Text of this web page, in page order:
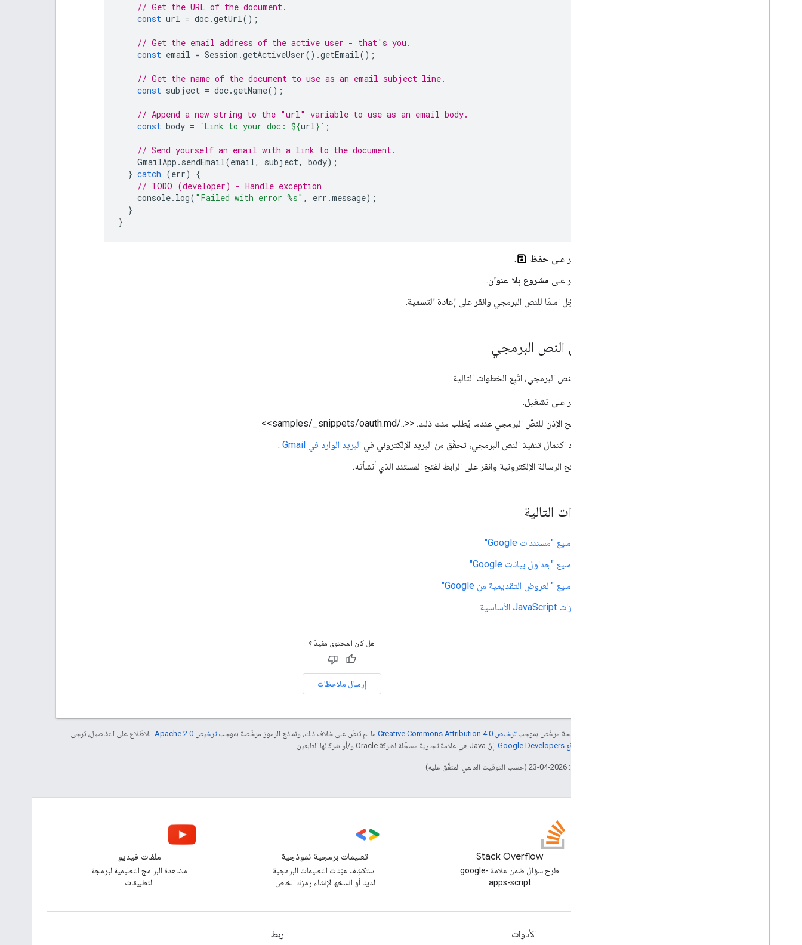
// Get the URL of the document.
const url = doc.getUrl();
// Get the email address of the active user - that's you.
const email = Session .getActiveUser().getEmail();
// Get the name of the document to use as an email subject line.
const subject = doc.getName();
// Append a new string to the "url" variable to use as an email body.
const body = `Link to your doc: ${url} ` ;
// Send yourself an email with a link to the document.
GmailApp . sendEmail(email, subject, body);
} catch (err)
{
// TODO (developer) - Handle exception
console. log( "Failed with error %s" , err .message);
}
}
انقر على حفظ
.
انقر على مشروع بلا عنوان.
أدخِل اسمًا للنص البرمجي وانقر على إعادة التسمية.
تشغيل النص البرمجي
لتشغيل النص البرمجي، اتّبِع الخطوات التالية:
انقر على تشغيل.
امنح الإذن للنصّ البرمجي عندما يُطلب منك ذلك. <<../samples/_snippets/oauth.md>>
بعد اكتمال تنفيذ النص البرمجي، تحقَّق من البريد الإلكتروني في البريد الوارد في Gmail
.
افتح الرسالة الإلكترونية وانقر على الرابط لفتح المستند الذي أنشأته.
الخطوات التالية
توسيع "مستندات Google"
توسيع "جداول بيانات Google"
توسيع "العروض التقديمية من Google"
ميزات JavaScript الأساسية
هل كان المحتوى مفيدًا؟
إرسال ملاحظات
إنّ محتوى هذه الصفحة مرخّص بموجبترخيص Creative Commons Attribution 4.0‏ ما لم يُنصّ على خلاف ذلك، ونماذج الرموز مرخّصة بموجبترخيص Apache 2.0‏
. للاطّلاع على التفاصيل، يُرجى
سياسات موقع Google Developers‏ . إنّ Java هي علامة تجارية مسجَّلة لشركة Oracle و/أو شركائها التابعين.
تاريخ التعديل الأخير: 2026-04-23 (حسب التوقيت العالمي المتفَّق عليه)
Stack Overflow
طرح سؤال ضمن علامة google-
apps-script
تعليمات برمجية نموذجية
استكشِف عيّنات التعليمات البرمجية
لدينا أو انسخها لإنشاء رمزك الخاص.
ملفات فيديو
مشاهدة البرامج التعليمية لبرمجة
التطبيقات
الأدوات ربط